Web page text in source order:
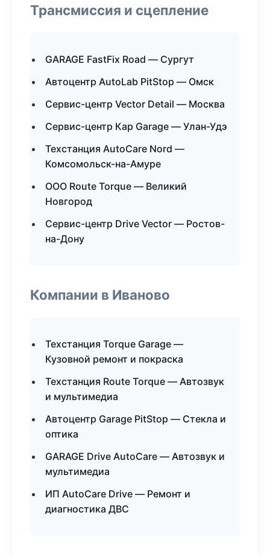
Трансмиссия и сцепление
GARAGE FastFix Road — Сургут
Автоцентр AutoLab PitStop — Омск
Сервис-центр Vector Detail — Москва
Сервис-центр Кар Garage — Улан-Удэ
Техстанция AutoCare Nord —
Комсомольск-на-Амуре
ООО Route Torque — Великий
Новгород
Сервис-центр Drive Vector — Ростов-
на-Дону
Компании в Иваново
Техстанция Torque Garage —
Кузовной ремонт и покраска
Техстанция Route Torque — Автозвук
и мультимедиа
Автоцентр Garage PitStop — Стекла и
оптика
GARAGE Drive AutoCare — Автозвук и
мультимедиа
ИП AutoCare Drive — Ремонт и
диагностика ДВС